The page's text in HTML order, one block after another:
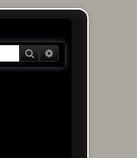
Rechercher